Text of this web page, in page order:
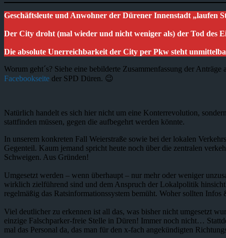
Geschäftsleute und Anwohner der Dürener Innenstadt „laufen
Der City droht (mal wieder und nicht weniger als) der Tod des
Die absolute Unerreichbarkeit der City per Pkw steht
Worum geht´s? Siehe eine bebilderte Zusammenfassung der Anträge
Facebookseite der SPD Düren. 😉
Natürlich handelt es sich hier nicht um eine Konterrevolution,
stattfinden müssen, gegen die aufbegehrt werden könnte.
In unserem konkreten Fall Weierstraße sowie bei der lokalen
Gegenteil. Kaum jemand spricht heute noch über die zentralen
Schweigen. Aus Gründen!
Umgesetzt werden – wenn überhaupt – nur mehr oder weniger
wirklich zielführend sind und dem Anspruch der Lokalpolitik
regelmäßig das Ratsinformationssystem bemüht. Woher sollten
Viel deutlicher zu erkennen ist all das, was bisher nicht umgesetzt
einzige Falschparker-freie Stelle in Düren! Immer noch nicht…
mal das Personal da, das man für den x-fach angekündigten